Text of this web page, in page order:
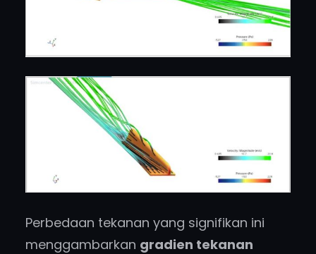
Perbedaan tekanan yang signifikan ini
menggambarkan gradien tekanan